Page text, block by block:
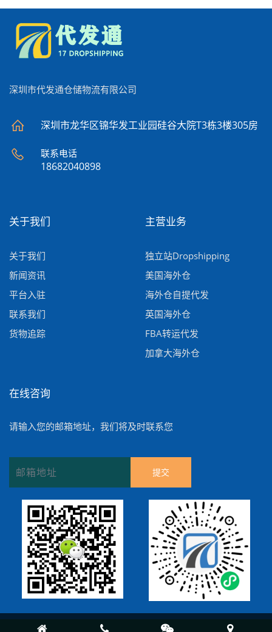
深圳市代发通仓储物流有限公司
深圳市龙华区锦华发工业园硅谷大院T3栋3楼305房
联系电话
18682040898
关于我们
关于我们
新闻资讯
平台入驻
联系我们
货物追踪
主营业务
独立站Dropshipping
美国海外仓
海外仓自提代发
英国海外仓
FBA转运代发
加拿大海外仓
在线咨询
请输入您的邮箱地址，我们将及时联系您
提交